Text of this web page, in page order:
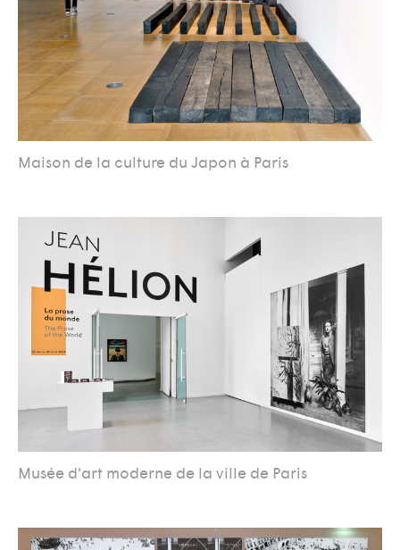
Maison de la culture du Japon à Paris
Musée d'art moderne de la ville de Paris